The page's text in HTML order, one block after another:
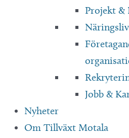
Projekt &
Jobb &
Nyheter
Om Tillväxt Motala